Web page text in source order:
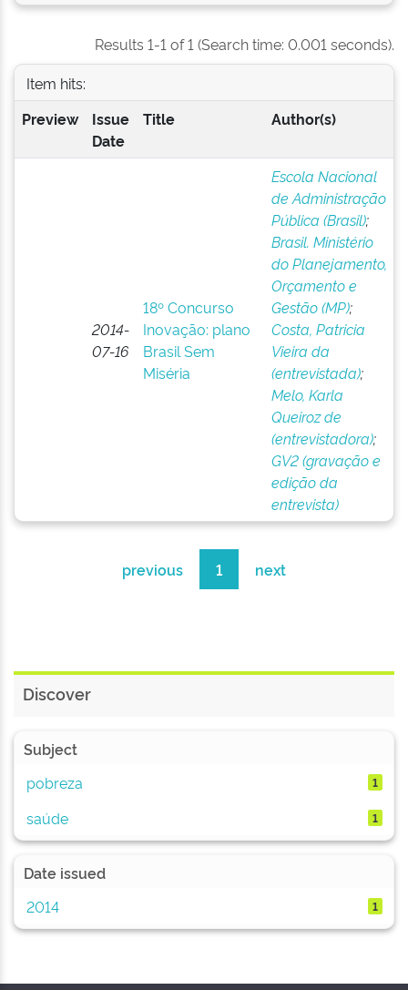
Results 1-1 of 1 (Search time: 0.001 seconds).
Item hits:
Preview
Issue
Date
Title Author(s)
2014-
07-16
18º Concurso
Inovação: plano
Brasil Sem
Miséria
Escola Nacional
de Administração
Pública (Brasil);
Brasil. Ministério
do Planejamento,
Orçamento e
Gestão (MP);
Costa, Patricia
Vieira da
(entrevistada);
Melo, Karla
Queiroz de
(entrevistadora);
GV2 (gravação e
edição da
entrevista)
previous 1 next
Discover
Subject
pobreza
1
saúde 1
Date issued
2014
1